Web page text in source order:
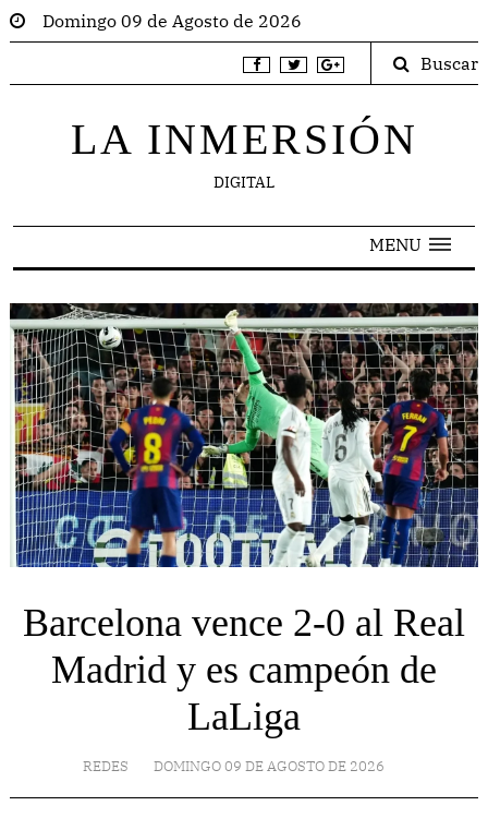
Domingo 09 de Agosto de 2026
Buscar
LA INMERSIÓN
DIGITAL
MENU
Barcelona vence 2-0 al Real
Madrid y es campeón de
LaLiga
REDES DOMINGO 09 DE AGOSTO DE 2026